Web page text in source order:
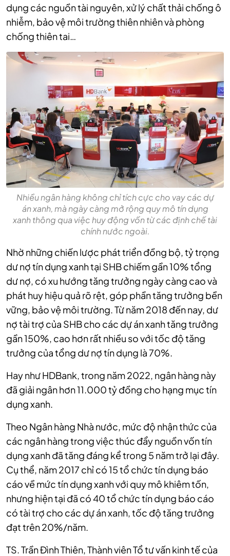
dụng các nguồn tài nguyên, xử lý chất thải chống ô
nhiễm, bảo vệ môi trường thiên nhiên và phòng
chống thiên tai…
Nhiều ngân hàng không chỉ tích cực cho vay các dự
án xanh, mà ngày càng mở rộng quy mô tín dụng
xanh thông qua việc huy động vốn từ các định chế tài
chính nước ngoài.
Nhờ những chiến lược phát triển đồng bộ, tỷ trọng
dư nợ tín dụng xanh tại SHB chiếm gần 10% tổng
dư nợ, có xu hướng tăng trưởng ngày càng cao và
phát huy hiệu quả rõ rệt, góp phần tăng trưởng bền
vững, bảo vệ môi trường. Từ năm 2018 đến nay, dư
nợ tài trợ của SHB cho các dự án xanh tăng trưởng
gần 150%, cao hơn rất nhiều so với tốc độ tăng
trưởng của tổng dư nợ tín dụng là 70%.
Hay như HDBank, trong năm 2022, ngân hàng này
đã giải ngân hơn 11.000 tỷ đồng cho hạng mục tín
dụng xanh.
Theo Ngân hàng Nhà nước, mức độ nhận thức của
các ngân hàng trong việc thúc đẩy nguồn vốn tín
dụng xanh đã tăng đáng kể trong 5 năm trở lại đây.
Cụ thể, năm 2017 chỉ có 15 tổ chức tín dụng báo
cáo về mức tín dụng xanh với quy mô khiêm tốn,
nhưng hiện tại đã có 40 tổ chức tín dụng báo cáo
có tài trợ cho các dự án xanh, tốc độ tăng trưởng
đạt trên 20%/năm.
TS. Trần Đình Thiên, Thành viên Tổ tư vấn kinh tế của